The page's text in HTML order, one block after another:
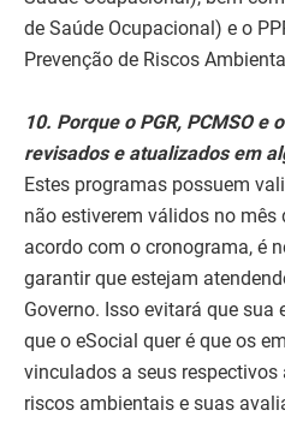
de Saúde Ocupacional) e o
Prevenção de Riscos
10. Porque o PGR, PCMSO e
revisados e atualizados em
Estes programas possuem
não estiverem válidos no mês
acordo com o cronograma, é
garantir que estejam
Governo. Isso evitará que sua
que o eSocial quer é que os
vinculados a seus
riscos ambientais e suas